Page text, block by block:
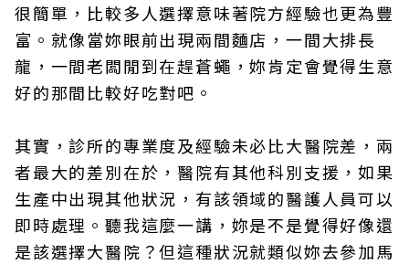
很簡單，比較多人選擇意味著院方經驗也更為豐
富。就像當妳眼前出現兩間麵店，一間大排長
龍，一間老闆閒到在趕蒼蠅，妳肯定會覺得生意
好的那間比較好吃對吧。
其實，診所的專業度及經驗未必比大醫院差，兩
者最大的差別在於，醫院有其他科別支援，如果
生產中出現其他狀況，有該領域的醫護人員可以
即時處理。聽我這麼一講，妳是不是覺得好像還
是該選擇大醫院？但這種狀況就類似妳去參加馬